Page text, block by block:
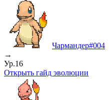
Чармандер#004
→
Ур.16
Открыть гайд эволюции